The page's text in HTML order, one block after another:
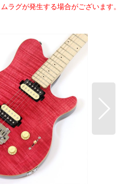
ラグが発生する場合がございます。